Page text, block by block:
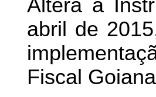
Altera a
abril de
Fiscal